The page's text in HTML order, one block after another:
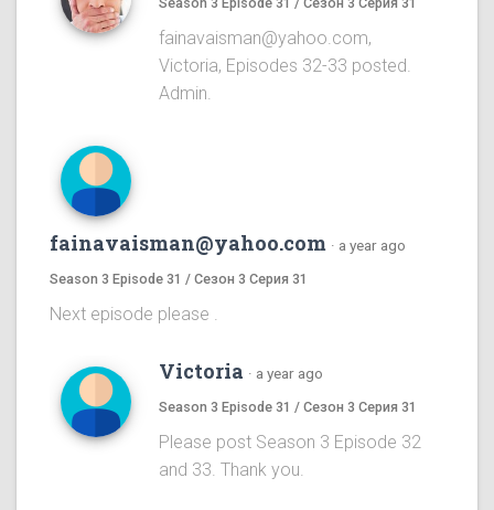
fainavaisman@yahoo.com,
Victoria, Episodes 32-33 posted.
Admin.
fainavaisman@yahoo.com · a year ago
Season 3 Episode 31 / Сезон 3 Серия 31
Next episode please .
Victoria · a year ago
Season 3 Episode 31 / Сезон 3 Серия 31
Please post Season 3 Episode 32
and 33. Thank you.